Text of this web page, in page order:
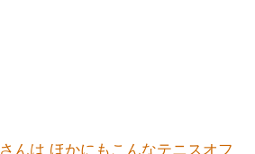
さんは ほかにもこんなテニスオフ